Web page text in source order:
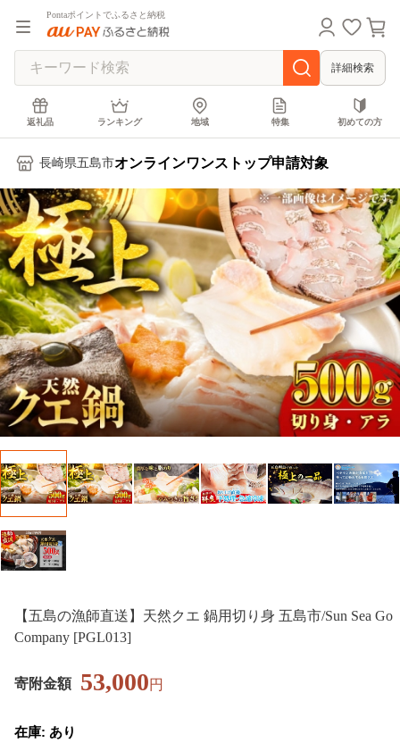
Pontaポイントでふるさと納税
詳細検索
返礼品 ランキング 地域 特集 初めての方
長崎県五島市オンラインワンストップ申請対象
【五島の漁師直送】天然クエ 鍋用切り身 五島市/Sun Sea Go
Company [PGL013]
寄附金額 53,000円
在庫: あり